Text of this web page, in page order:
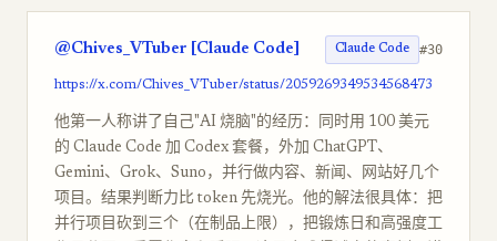
@Chives_VTuber [Claude Code] Claude Code #30
https://x.com/Chives_VTuber/status/2059269349534568473
他第一人称讲了自己"AI 烧脑"的经历：同时用 100 美元
的 Claude Code 加 Codex 套餐，外加 ChatGPT、
Gemini、Grok、Suno，并行做内容、新闻、网站好几个
项目。结果判断力比 token 先烧光。他的解法很具体：把
并行项目砍到三个（在制品上限），把锻炼日和高强度工